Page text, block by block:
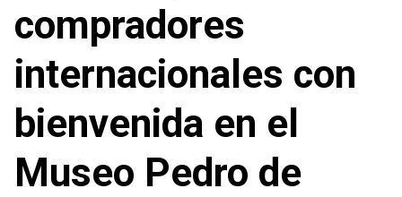
compradores
internacionales con
bienvenida en el
Museo Pedro de